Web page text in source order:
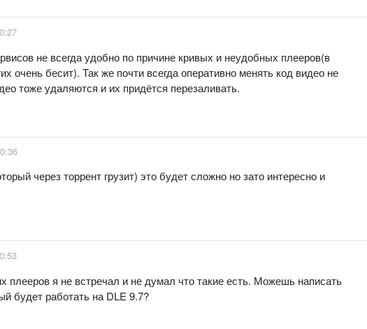
не всегда удобно по причине кривых и неудобных плееров(в
очень бесит). Так же почти всегда оперативно менять код видео не
тоже удаляются и их придётся перезаливать.
через торрент грузит) это будет сложно но зато интересно и
плееров я не встречал и не думал что такие есть. Можешь написать
будет работать на DLE 9.7?